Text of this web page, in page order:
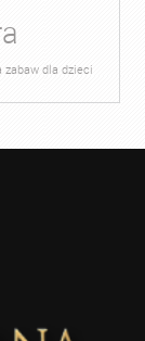
zabaw dla dzieci